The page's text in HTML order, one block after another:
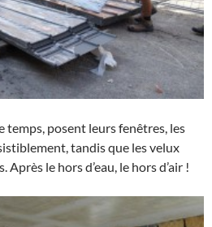
temps, posent leurs fenêtres, les
tandis que les velux
Après le hors d’eau, le hors d’air !